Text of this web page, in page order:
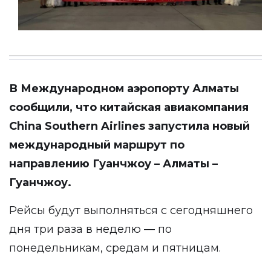
В Международном аэропорту Алматы
сообщили, что китайская авиакомпания
China Southern Airlines запустила новый
международный маршрут по
направлению Гуанчжоу – Алматы –
Гуанчжоу.
Рейсы будут выполняться с сегодняшнего
дня три раза в неделю — по
понедельникам, средам и пятницам.